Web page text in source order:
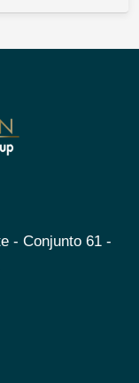
- Conjunto 61 -